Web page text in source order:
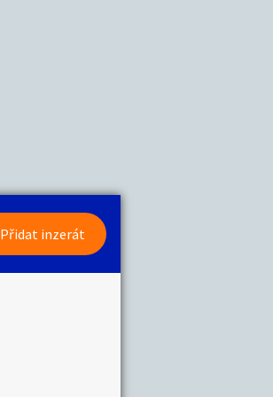
Přidat inzerát
Sběratelství